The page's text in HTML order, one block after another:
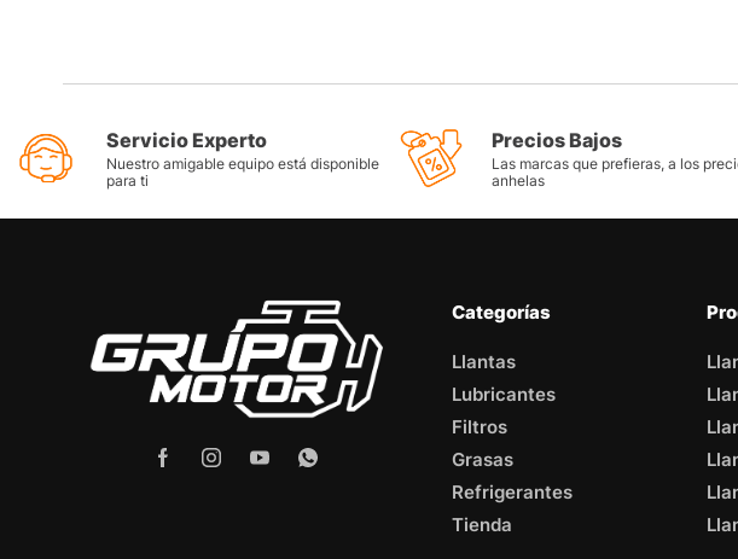
Servicio Experto
Nuestro amigable equipo está disponible
para ti
Precios Bajos
Las marcas que prefieras, a los
anhelas
Categorías
Llantas
Lubricantes
Filtros
Grasas
Refrigerantes
Tienda